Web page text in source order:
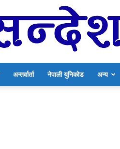
अन्तर्वार्ता नेपाली युनिकोड अन्य